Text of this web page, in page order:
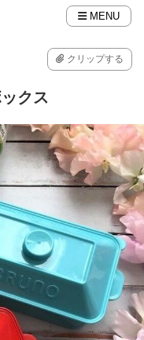
MENU
クリップする
クス